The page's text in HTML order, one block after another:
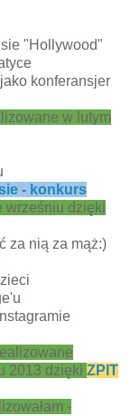
"Hollywood"
konferansjer
w lutym
- konkurs
wrześniu dzięki
za nią za mąż:)
2013 dzięki ZPIT
-